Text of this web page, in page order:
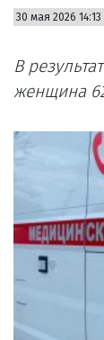
30 мая 2026 14:13
В
женщина